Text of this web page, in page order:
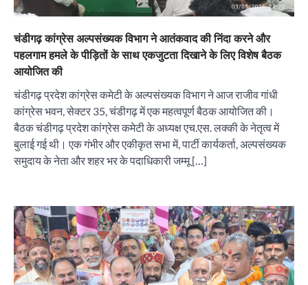
चंडीगढ़ कांग्रेस अल्पसंख्यक विभाग ने आतंकवाद की निंदा करने और
पहलगाम हमले के पीड़ितों के साथ एकजुटता दिखाने के लिए विशेष बैठक
आयोजित की
चंडीगढ़ प्रदेश कांग्रेस कमेटी के अल्पसंख्यक विभाग ने आज राजीव गांधी
कांग्रेस भवन, सेक्टर 35, चंडीगढ़ में एक महत्वपूर्ण बैठक आयोजित की।
बैठक चंडीगढ़ प्रदेश कांग्रेस कमेटी के अध्यक्ष एच.एस. लक्की के नेतृत्व में
बुलाई गई थी। एक गंभीर और एकीकृत सभा में, पार्टी कार्यकर्ता, अल्पसंख्यक
समुदाय के नेता और शहर भर के पदाधिकारी जम्मू […]